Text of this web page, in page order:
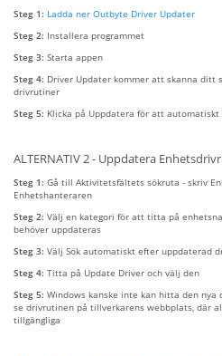
Steg 1: Ladda ner Outbyte Driver Updater
Steg 2: Installera programmet
Steg 3: Starta appen
Steg 4: Driver Updater kommer att skanna ditt
drivrutiner
Steg 5: Klicka på Uppdatera för att
ALTERNATIV 2 - Uppdatera
Steg 1: Gå till Aktivitetsfältets sökruta - skriv
Enhetshanteraren
Steg 2: Välj en kategori för att titta på
behöver uppdateras
Steg 3: Välj Sök automatiskt efter uppdaterad
Steg 4: Titta på Update Driver och välj den
Steg 5: Windows kanske inte kan hitta den
se drivrutinen på tillverkarens webbplats, där
tillgängliga